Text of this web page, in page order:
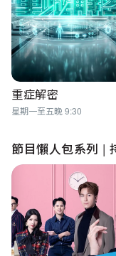
重症解密
星期一至五晚 9:30
節目懶人包系列 |